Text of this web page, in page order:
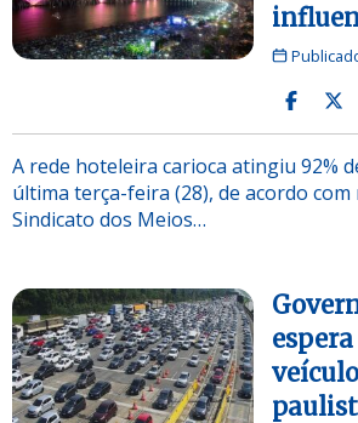
A rede hoteleira carioca atingiu 92%
última terça-feira (28), de acordo
Sindicato dos Meios…